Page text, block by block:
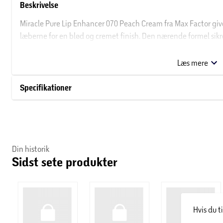
Beskrivelse
Miracle Pure Lip Enhancer 070 Peach Cream fra Max Factor
læberne for en blød og cremet finish. Den nærende formel
I 1904 åbnede businessmanden Max Factor en
udvikler sig fortsat.
Læs mere
Specifikationer
Din historik
Sidst sete produkter
Hvis du